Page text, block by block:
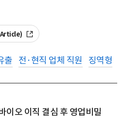
Article)
출 전·현직 업체 직원 징역형
이오 이직 결심 후 영업비밀